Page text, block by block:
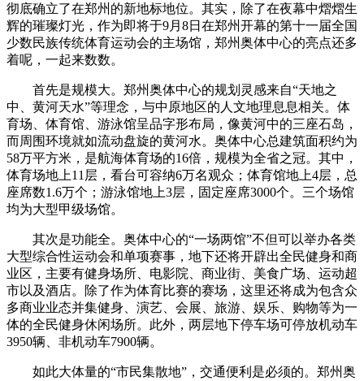
彻底确立了在郑州的新地标地位。其实，除了在夜幕中熠熠生
辉的璀璨灯光，作为即将于9月8日在郑州开幕的第十一届全国
少数民族传统体育运动会的主场馆，郑州奥体中心的亮点还多
着呢，一起来数数。
首先是规模大。郑州奥体中心的规划灵感来自“天地之
中、黄河天水”等理念，与中原地区的人文地理息息相关。体
育场、体育馆、游泳馆呈品字形布局，像黄河中的三座石岛，
而周围环境就如流动盘旋的黄河水。奥体中心总建筑面积约为
58万平方米，是航海体育场的16倍，规模为全省之冠。其中，
体育场地上11层，看台可容纳6万名观众；体育馆地上4层，总
座席数1.6万个；游泳馆地上3层，固定座席3000个。三个场馆
均为大型甲级场馆。
其次是功能全。奥体中心的“一场两馆”不但可以举办各类
大型综合性运动会和单项赛事，地下还将开辟出全民健身和商
业区，主要有健身场所、电影院、商业街、美食广场、运动超
市以及酒店。除了作为体育比赛的赛场，这里还将成为包含众
多商业业态并集健身、演艺、会展、旅游、娱乐、购物等为一
体的全民健身休闲场所。此外，两层地下停车场可停放机动车
3950辆、非机动车7900辆。
如此大体量的“市民集散地”，交通便利是必须的。郑州奥